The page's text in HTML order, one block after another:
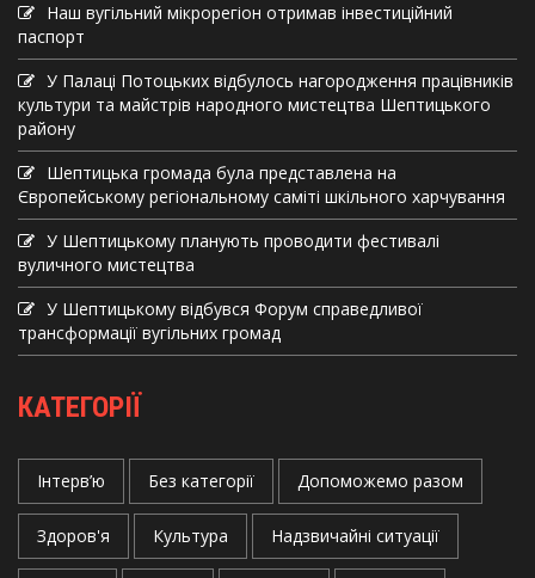
Наш вугільний мікрорегіон отримав інвеcтиційний
паспорт
У Палаці Потоцьких відбулось нагородження працівників
культури та майстрів народного мистецтва Шептицького
району
Шептицька громада була представлена на
Європейському регіональному саміті шкільного харчування
У Шептицькому планують проводити фестивалі
вуличного мистецтва
У Шептицькому відбувся Форум справедливої
трансформації вугільних громад
КАТЕГОРІЇ
Інтерв’ю Без категорії Допоможемо разом
Здоров'я Культура Надзвичайні ситуації